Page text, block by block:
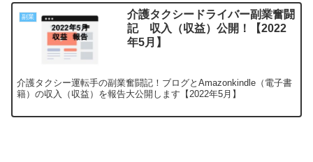
副業
介護タクシードライバー副業奮闘
記 収入（収益）公開！【2022
年5月】
介護タクシー運転手の副業奮闘記！ブログとAmazonkindle（電子書
籍）の収入（収益）を報告大公開します【2022年5月】